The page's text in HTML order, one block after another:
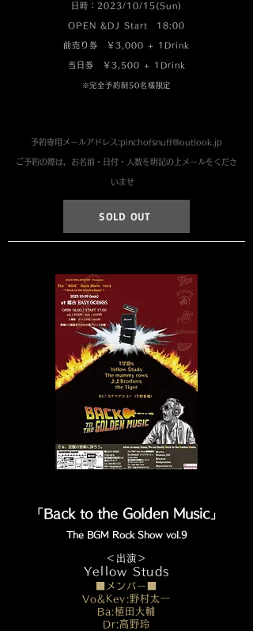
日時：2023/10/15(Sun)
OPEN &DJ Start 18:00
前売り券 ￥3,000 + 1Drink
当日券 ￥3,500 + 1Drink
※完全予約制50名様限定
予約専用メールアドレス: pinchofsnuff@outlook.jp
​ご予約の際は，お名前・日付・人数を明記の上メールをくださ
いませ
SOLD OUT
「 Back to the Golden Music」
The BGM Rock Show vol.9
＜出演＞
​Yellow Studs
■メンバー■
Vo&Key:野村太一
Ba:植田大輔
Dr:高野玲